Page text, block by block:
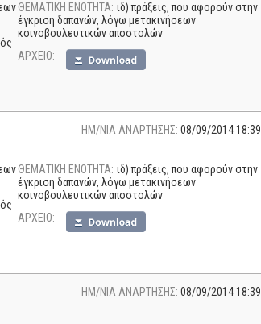
ΘΕΜΑΤΙΚΗ ΕΝΟΤΗΤΑ: ιδ) πράξεις, που αφορούν στην
έγκριση δαπανών, λόγω μετακινήσεων
κοινοβουλευτικών αποστολών
AΡΧΕΙΟ:
ΗΜ/ΝΙΑ ΑΝΑΡΤΗΣΗΣ: 08/09/2014 18:39
ΘΕΜΑΤΙΚΗ ΕΝΟΤΗΤΑ: ιδ) πράξεις, που αφορούν στην
έγκριση δαπανών, λόγω μετακινήσεων
κοινοβουλευτικών αποστολών
AΡΧΕΙΟ:
ΗΜ/ΝΙΑ ΑΝΑΡΤΗΣΗΣ: 08/09/2014 18:39